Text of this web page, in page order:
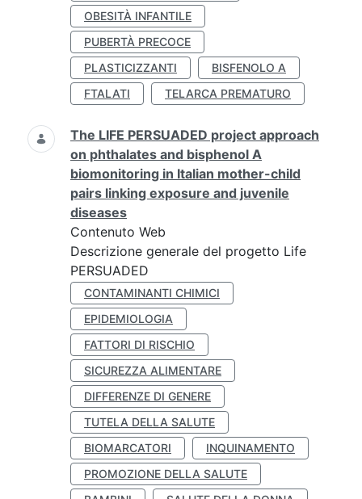
OBESITÀ INFANTILE
PUBERTÀ PRECOCE
PLASTICIZZANTI
BISFENOLO A
FTALATI
TELARCA PREMATURO
The LIFE PERSUADED project approach
on phthalates and bisphenol A
biomonitoring in Italian mother-child
pairs linking exposure and juvenile
diseases
Contenuto Web
Descrizione generale del progetto Life
PERSUADED
CONTAMINANTI CHIMICI
EPIDEMIOLOGIA
FATTORI DI RISCHIO
SICUREZZA ALIMENTARE
DIFFERENZE DI GENERE
TUTELA DELLA SALUTE
BIOMARCATORI
INQUINAMENTO
PROMOZIONE DELLA SALUTE